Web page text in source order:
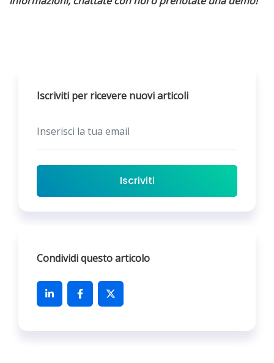
Iscriviti per ricevere nuovi articoli
Iscriviti
Condividi questo articolo